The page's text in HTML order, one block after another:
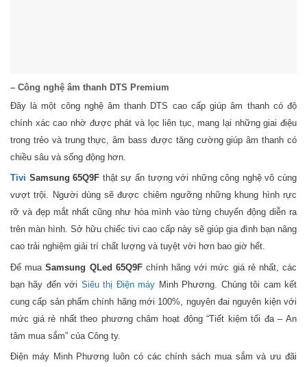
– Công nghệ âm thanh DTS Premium
Đây là một công nghệ âm thanh DTS cao cấp giúp âm thanh có độ
chính xác cao nhờ được phát và lọc liên tục, mang lại những giai điệu
trong trẻo và trung thực, âm bass được tăng cường giúp âm thanh có
chiều sâu và sống động hơn.
Tivi Samsung 65Q9F thật sự ấn tượng với những công nghệ vô cùng
vượt trội. Người dùng sẽ được chiêm ngưỡng những khung hình rực
rỡ và đẹp mắt nhất cũng như hòa mình vào từng chuyển động diễn ra
trên màn hình. Sở hữu chiếc tivi cao cấp này sẽ giúp gia đình bạn nâng
cao trải nghiệm giải trí chất lượng và tuyệt vời hơn bao giờ hết.
Để muaSamsung QLed 65Q9Fchính hãng với mức giá rẻ nhất, các
bạn hãy đến với Siêu thị Điện máy Minh Phương. Chúng tôi cam kết
cung cấp sản phẩm chính hãng mới 100%, nguyên đai nguyên kiện với
mức giá rẻ nhất theo phương châm hoạt động “Tiết kiệm tối đa – An
tâm mua sắm” của Công ty.
Điện máy Minh Phương luôn có các chính sách mua sắm và ưu đãi